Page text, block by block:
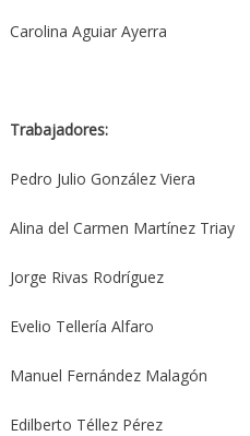
Carolina Aguiar Ayerra
Trabajadores:
Pedro Julio González Viera
Alina del Carmen Martínez Triay
Jorge Rivas Rodríguez
Evelio Tellería Alfaro
Manuel Fernández Malagón
Edilberto Téllez Pérez